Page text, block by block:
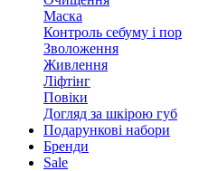
Маска
Контроль себуму і пор
Зволоження
Живлення
Ліфтінг
Повіки
Догляд за шкірою губ
Подарункові набори
Бренди
Sale